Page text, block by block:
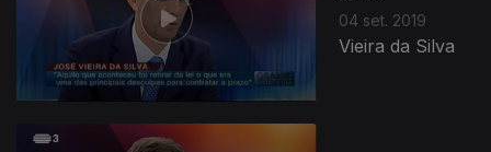
04 set. 2019
Vieira da Silva